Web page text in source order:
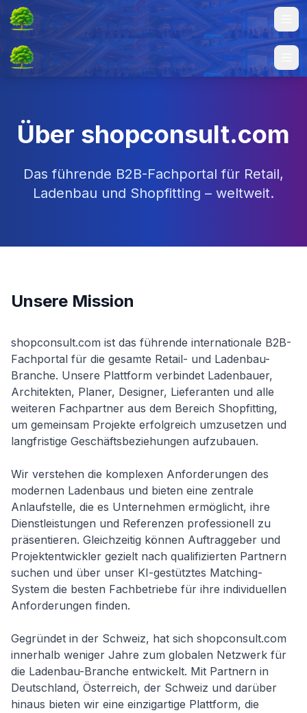
Über shopconsult.com
Das führende B2B-Fachportal für Retail,
Ladenbau und Shopfitting – weltweit.
Unsere Mission
shopconsult.com ist das führende internationale B2B-
Fachportal für die gesamte Retail- und Ladenbau-
Branche. Unsere Plattform verbindet Ladenbauer,
Architekten, Planer, Designer, Lieferanten und alle
weiteren Fachpartner aus dem Bereich Shopfitting,
um gemeinsam Projekte erfolgreich umzusetzen und
langfristige Geschäftsbeziehungen aufzubauen.
Wir verstehen die komplexen Anforderungen des
modernen Ladenbaus und bieten eine zentrale
Anlaufstelle, die es Unternehmen ermöglicht, ihre
Dienstleistungen und Referenzen professionell zu
präsentieren. Gleichzeitig können Auftraggeber und
Projektentwickler gezielt nach qualifizierten Partnern
suchen und über unser KI-gestütztes Matching-
System die besten Fachbetriebe für ihre individuellen
Anforderungen finden.
Gegründet in der Schweiz, hat sich shopconsult.com
innerhalb weniger Jahre zum globalen Netzwerk für
die Ladenbau-Branche entwickelt. Mit Partnern in
Deutschland, Österreich, der Schweiz und darüber
hinaus bieten wir eine einzigartige Plattform, die